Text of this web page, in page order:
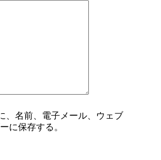
、名前、電子メール、ウェブ
に保存する。